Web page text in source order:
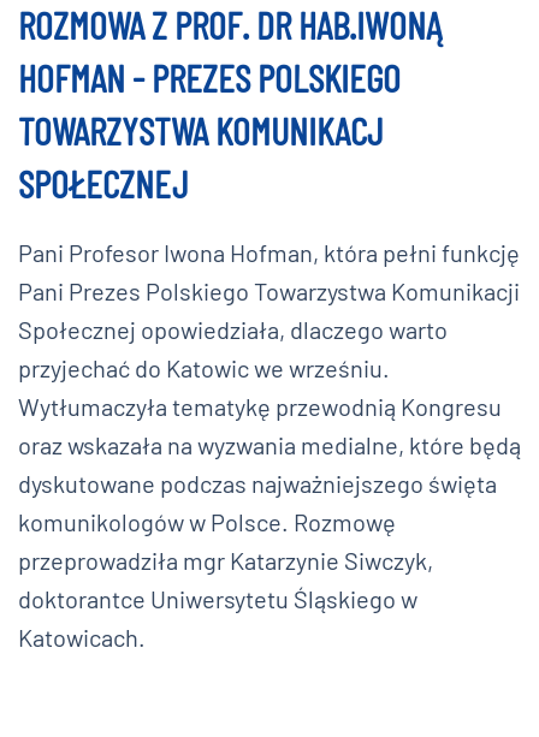
ROZMOWA Z PROF. DR HAB.IWONĄ
HOFMAN - PREZES POLSKIEGO
TOWARZYSTWA KOMUNIKACJ
SPOŁECZNEJ
Pani Profesor Iwona Hofman, która pełni funkcję
Pani Prezes Polskiego Towarzystwa Komunikacji
Społecznej opowiedziała, dlaczego warto
przyjechać do Katowic we wrześniu.
Wytłumaczyła tematykę przewodnią Kongresu
oraz wskazała na wyzwania medialne, które będą
dyskutowane podczas najważniejszego święta
komunikologów w Polsce. Rozmowę
przeprowadziła mgr Katarzynie Siwczyk,
doktorantce Uniwersytetu Śląskiego w
Katowicach.